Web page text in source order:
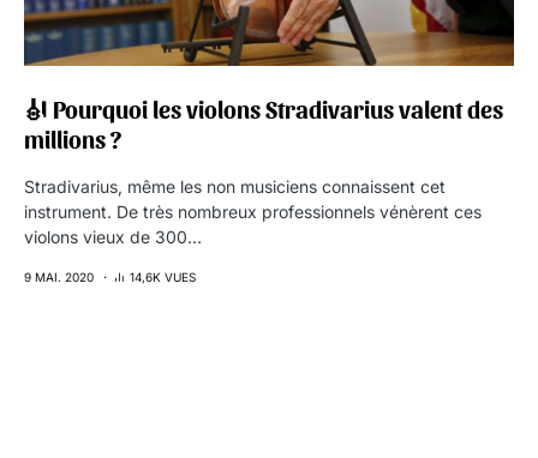
🎻 Pourquoi les violons Stradivarius valent des
millions ?
Stradivarius, même les non musiciens connaissent cet
instrument. De très nombreux professionnels vénèrent ces
violons vieux de 300…
9 MAI. 2020 14,6K VUES